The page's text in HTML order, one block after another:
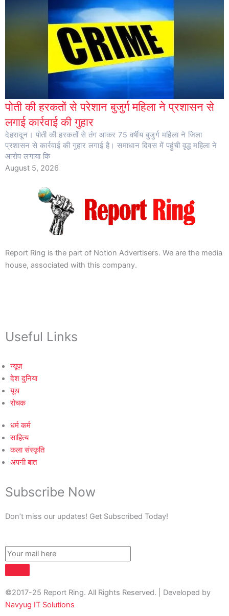
पोती की हरकतों से परेशान बुजुर्ग महिला ने प्रशासन से
लगाई कार्रवाई की गुहार
देहरादून। पोती की हरकतों से तंग आकर 75 वर्षीय बुजुर्ग महिला ने जिला
प्रशासन से कार्रवाई की गुहार लगाई है। समाधान दिवस में पहुंची वृद्ध महिला ने
आरोप लगाया कि
August 5, 2026
Report Ring is the part of Notion Advertisers. We are the media
house, associated with this company.
Useful Links
न्यूज़
देश दुनिया
यूथ
रोचक
धर्म कर्म
साहित्य
कला संस्कृति
अपनी बात
Subscribe Now
Don’t miss our updates! Get Subscribed Today!
©2017-25 Report Ring. All Rights Reserved. | Developed by
Navyug IT Solutions